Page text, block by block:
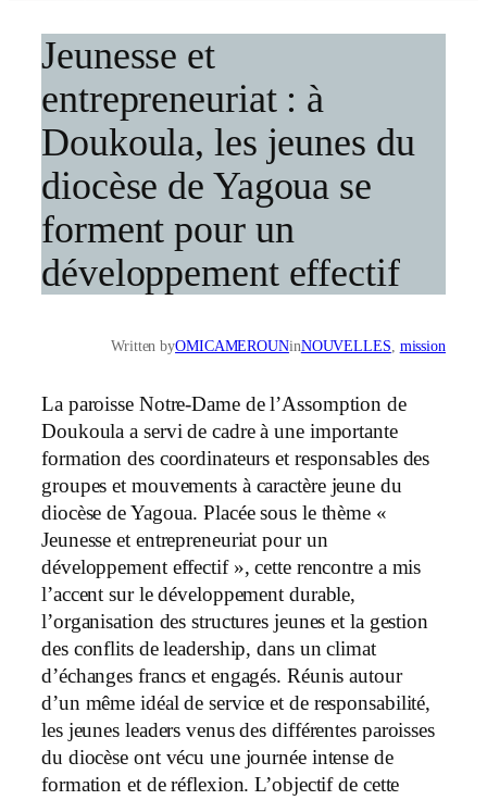
Jeunesse et
entrepreneuriat : à
Doukoula, les jeunes du
diocèse de Yagoua se
forment pour un
développement effectif
Written byOMICAMEROUNinNOUVELLES mission
La paroisse Notre-Dame de l’Assomption de
Doukoula a servi de cadre à une importante
formation des coordinateurs et responsables des
groupes et mouvements à caractère jeune du
diocèse de Yagoua. Placée sous le thème «
Jeunesse et entrepreneuriat pour un
développement effectif », cette rencontre a mis
l’accent sur le développement durable,
l’organisation des structures jeunes et la gestion
des conflits de leadership, dans un climat
d’échanges francs et engagés. Réunis autour
d’un même idéal de service et de responsabilité,
les jeunes leaders venus des différentes paroisses
du diocèse ont vécu une journée intense de
formation et de réflexion. L’objectif de cette